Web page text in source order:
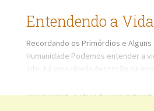
Entendendo a
Recordando os Primórdios e
Humanidade Podemos entender a
site, há uma rápida descrição da
humanidade, a Terra evoluiu até